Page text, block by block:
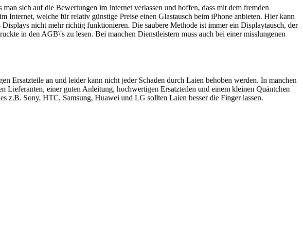
sich auf die Bewertungen im Internet verlassen und hoffen, dass mit dem fremden
welche für relativ günstige Preise einen Glastausch beim iPhone anbieten. Hier kann
nicht mehr richtig funktionieren. Die saubere Methode ist immer ein Displaytausch, der
in den AGB\'s zu lesen. Bei manchen Dienstleistern muss auch bei einer misslungenen
Ersatzteile an und leider kann nicht jeder Schaden durch Laien behoben werden. In manchen
einer guten Anleitung, hochwertigen Ersatzteilen und einem kleinen Quäntchen
z.B. Sony, HTC, Samsung, Huawei und LG sollten Laien besser die Finger lassen.